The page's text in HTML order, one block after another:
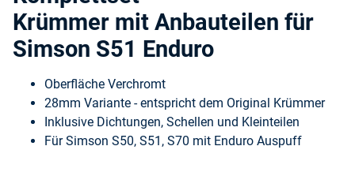
Krümmer mit Anbauteilen für
Simson S51 Enduro
Oberfläche Verchromt
28mm Variante - entspricht dem Original Krümmer
Inklusive Dichtungen, Schellen und Kleinteilen
Für Simson S50, S51, S70 mit Enduro Auspuff